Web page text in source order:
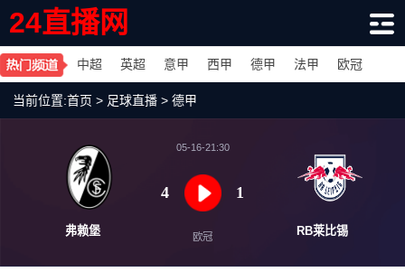
24直播网
中超 英超 意甲 西甲 德甲 法甲 欧冠
当前位置:首页 > 足球直播 > 德甲
05-16-21:30
4 1